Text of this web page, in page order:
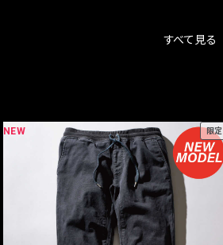
すべて見る
NEW 限定